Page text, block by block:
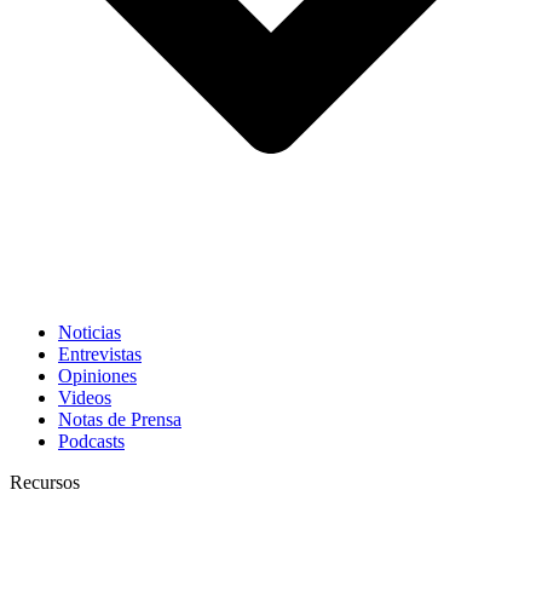
Noticias
Entrevistas
Opiniones
Videos
Notas de Prensa
Podcasts
Recursos